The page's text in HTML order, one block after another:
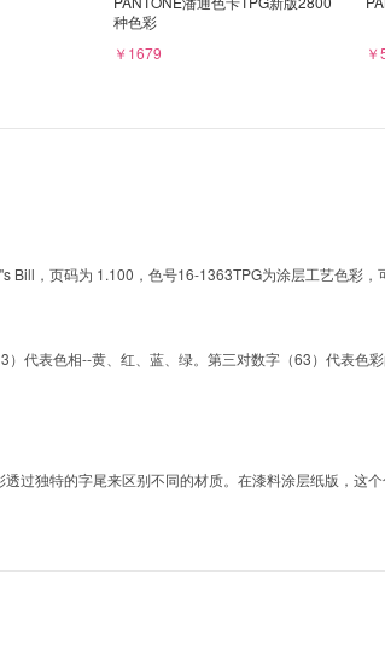
种色彩
￥1679
Bill，页码为 1.100，色号16-1363TPG为涂层工艺色彩，
代表色相--黄、红、蓝、绿。第三对数字（63）代表色
过独特的字尾来区别不同的材质。在漆料涂层纸版，这